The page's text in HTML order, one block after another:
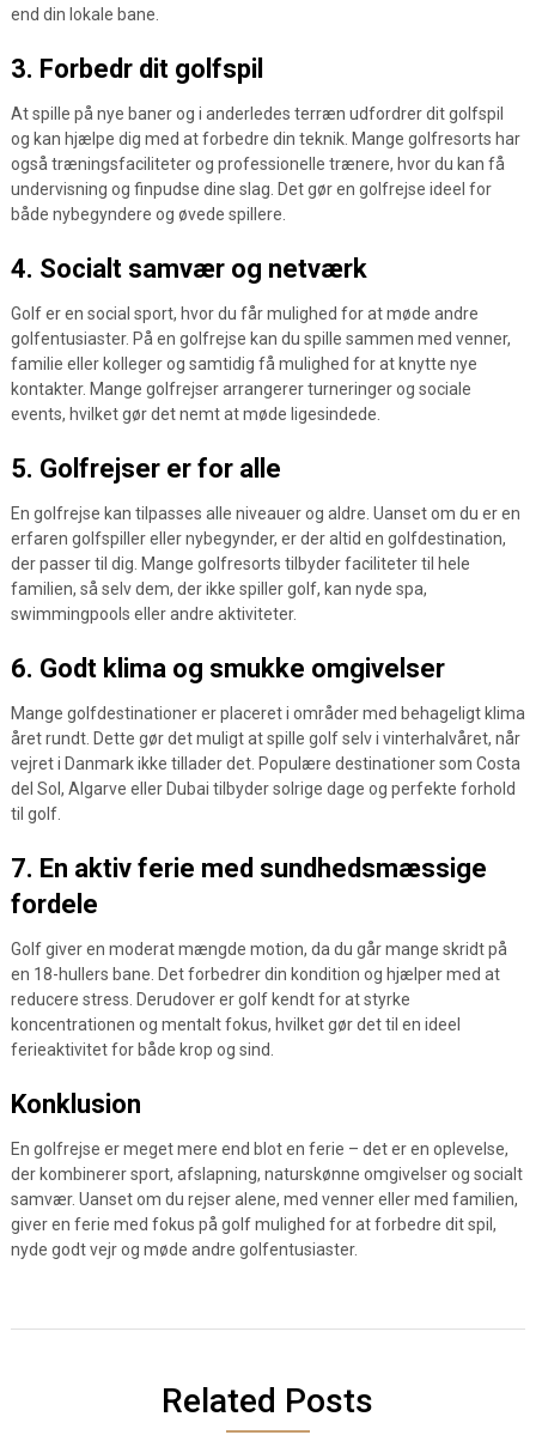
end din lokale bane.
3. Forbedr dit golfspil
At spille på nye baner og i anderledes terræn udfordrer dit golfspil
og kan hjælpe dig med at forbedre din teknik. Mange golfresorts har
også træningsfaciliteter og professionelle trænere, hvor du kan få
undervisning og finpudse dine slag. Det gør en golfrejse ideel for
både nybegyndere og øvede spillere.
4. Socialt samvær og netværk
Golf er en social sport, hvor du får mulighed for at møde andre
golfentusiaster. På en golfrejse kan du spille sammen med venner,
familie eller kolleger og samtidig få mulighed for at knytte nye
kontakter. Mange golfrejser arrangerer turneringer og sociale
events, hvilket gør det nemt at møde ligesindede.
5. Golfrejser er for alle
En golfrejse kan tilpasses alle niveauer og aldre. Uanset om du er en
erfaren golfspiller eller nybegynder, er der altid en golfdestination,
der passer til dig. Mange golfresorts tilbyder faciliteter til hele
familien, så selv dem, der ikke spiller golf, kan nyde spa,
swimmingpools eller andre aktiviteter.
6. Godt klima og smukke omgivelser
Mange golfdestinationer er placeret i områder med behageligt klima
året rundt. Dette gør det muligt at spille golf selv i vinterhalvåret, når
vejret i Danmark ikke tillader det. Populære destinationer som Costa
del Sol, Algarve eller Dubai tilbyder solrige dage og perfekte forhold
til golf.
7. En aktiv ferie med sundhedsmæssige
fordele
Golf giver en moderat mængde motion, da du går mange skridt på
en 18-hullers bane. Det forbedrer din kondition og hjælper med at
reducere stress. Derudover er golf kendt for at styrke
koncentrationen og mentalt fokus, hvilket gør det til en ideel
ferieaktivitet for både krop og sind.
Konklusion
En golfrejse er meget mere end blot en ferie – det er en oplevelse,
der kombinerer sport, afslapning, naturskønne omgivelser og socialt
samvær. Uanset om du rejser alene, med venner eller med familien,
giver en ferie med fokus på golf mulighed for at forbedre dit spil,
nyde godt vejr og møde andre golfentusiaster.
Related Posts